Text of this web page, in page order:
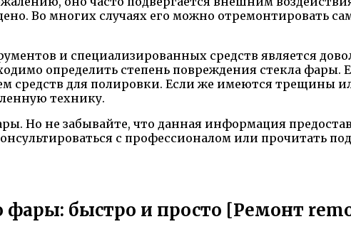
Во многих случаях его можно отремонтировать
и специализированных средств является
определить степень повреждения стекла фары.
средств для полировки. Если же имеются трещины
технику.
Но не забывайте, что данная информация
с профессионалом или прочитать
фары: быстро и просто [Ремонт